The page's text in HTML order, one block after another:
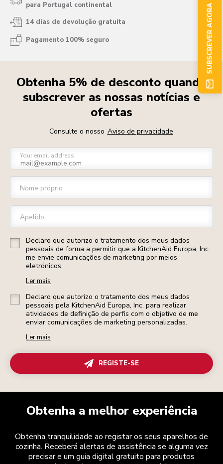
para Portugal continental
14 dias de devolução gratuita
Pagamento 100% seguro
Obtenha 5% de desconto quando
subscrever as nossas notícias e
ofertas
Consulte o nosso Aviso de privacidade
Your email address
Nome próprio
Apelido
Declaro que autorizo o tratamento dos meus dados
pessoais de forma a permitir que a KitchenAid Europa, Inc.
me envie comunicações de marketing por meios
eletrónicos.
Ler mais
Declaro que autorizo o tratamento dos meus dados
pessoais pela KitchenAid Europa, Inc. para realizar
atividades de definição de perfis com o objetivo de me
enviar comunicações de marketing personalizadas.
Ler mais
REGISTE-SE
Obtenha a melhor experiência
Obtenha tranquilidade ao registar os seus aparelhos de
cozinha. Receberá alertas de assistência se alguma vez
precisar e um guia digital gratuito para produtos
SUBSCREVER AGORA